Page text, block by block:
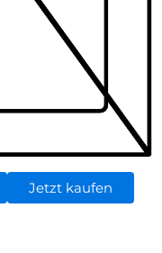
Jetzt kaufen